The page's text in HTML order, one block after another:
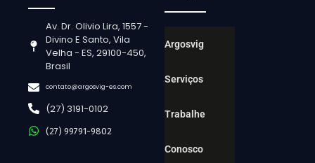
Av. Dr. Olivio Lira, 1557 -
Divino E Santo, Vila
Velha - ES, 29100-450,
Brasil
contato@argosvig-es.com
(27) 3191-0102
(27) 99791-9802
Argosvig
Serviços
Trabalhe
Conosco